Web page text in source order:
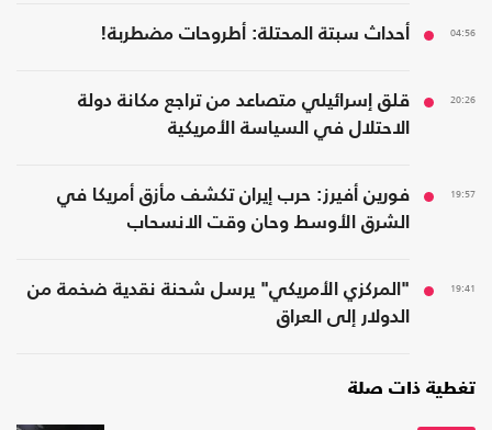
04:56 أحداث سبتة المحتلة: أطروحات مضطربة!
20:26
قلق إسرائيلي متصاعد من تراجع مكانة دولة
الاحتلال في السياسة الأمريكية
19:57
فورين أفيرز: حرب إيران تكشف مأزق أمريكا في
الشرق الأوسط وحان وقت الانسحاب
19:41
"المركزي الأمريكي" يرسل شحنة نقدية ضخمة من
الدولار إلى العراق
تغطية ذات صلة